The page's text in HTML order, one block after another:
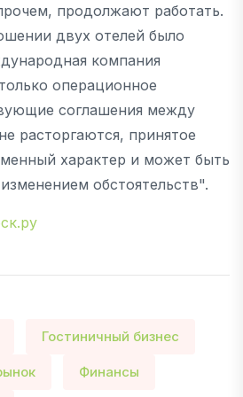
продолжают работать.
двух отелей было
компания
операционное
соглашения между
расторгаются, принятое
характер и может быть
обстоятельств".
Гостиничный бизнес
Финансы